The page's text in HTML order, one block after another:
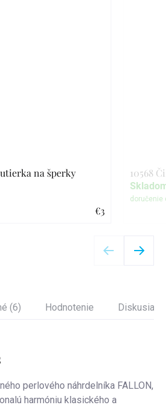
na šperky
€3
10568
(6) Hodnotenie Diskusia
perlového náhrdelníka FALLON,
harmóniu klasického a